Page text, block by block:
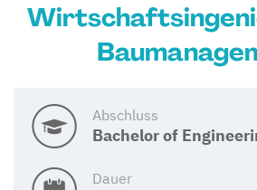
Abschluss
Bachelor of
Dauer